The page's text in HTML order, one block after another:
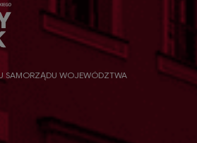
SAMORZĄDU WOJEWÓDZTWA